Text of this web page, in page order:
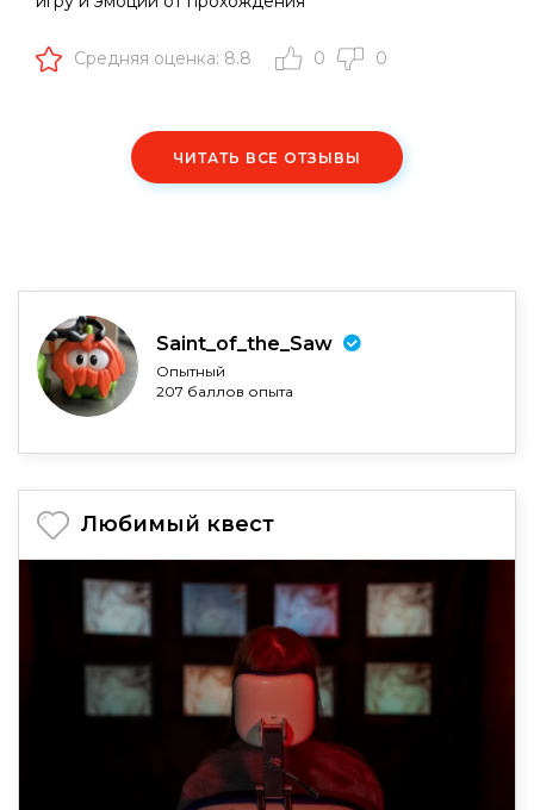
Средняя оценка: 8.8 0 0
ЧИТАТЬ ВСЕ ОТЗЫВЫ
Saint_of_the_Saw
Опытный
207 баллов опыта
Любимый квест